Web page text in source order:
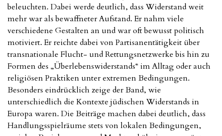
beleuchten. Dabei werde deutlich, dass Widerstand weit
mehr war als bewaffneter Aufstand. Er nahm viele
verschiedene Gestalten an und war oft bewusst politisch
motiviert. Er reichte dabei von Partisanentätigkeit über
transnationale Flucht- und Rettungsnetzwerke bis hin zu
Formen des „Überlebenswiderstands“ im Alltag oder auch
religiösen Praktiken unter extremen Bedingungen.
Besonders eindrücklich zeige der Band, wie
unterschiedlich die Kontexte jüdischen Widerstands in
Europa waren. Die Beiträge machen dabei deutlich, dass
Handlungsspielräume stets von lokalen Bedingungen,